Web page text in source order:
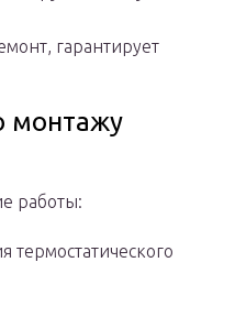
гарантирует
монтажу
работы:
термостатического